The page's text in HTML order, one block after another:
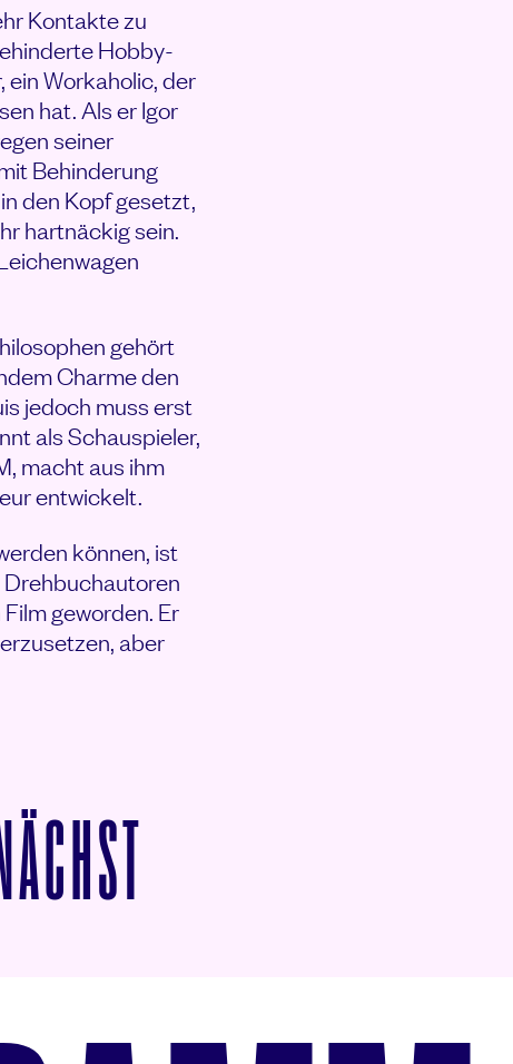
Kontakte zu
Hobby-
Workaholic, der
hat. Als er Igor
seiner
Behinderung
den Kopf gesetzt,
hartnäckig sein.
gehört
Charme den
jedoch muss erst
als Schauspieler,
macht aus ihm
entwickelt.
können, ist
geworden. Er
aber